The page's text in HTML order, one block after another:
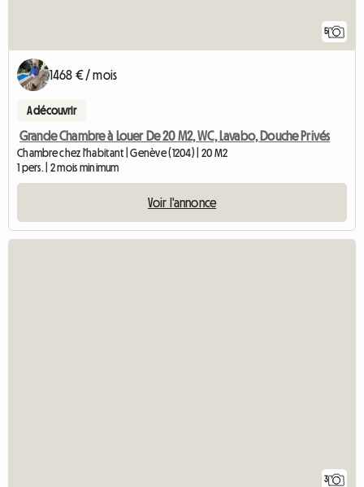
5
1468 € / mois
A découvrir
Grande Chambre à Louer De 20 M2, WC, Lavabo, Douche Privés
Chambre chez l'habitant | Genève (1204) | 20 M2
1 pers. | 2 mois minimum
Voir l'annonce
3